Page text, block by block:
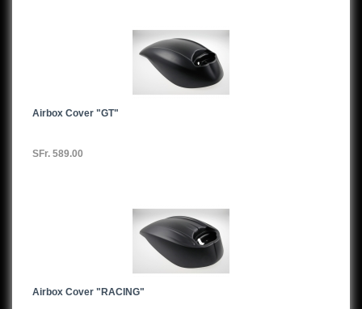
Airbox Cover "GT"
SFr. 589.00
Airbox Cover "RACING"